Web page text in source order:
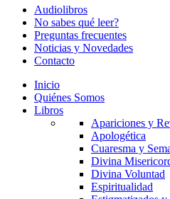
Audiolibros
No sabes qué leer?
Preguntas frecuentes
Noticias y Novedades
Contacto
Inicio
Quiénes Somos
Libros
Apariciones y
Apologética
Cuaresma y
Divina
Divina Voluntad
Espiritualidad